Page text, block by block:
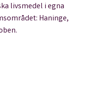
livsmedel i egna
Haninge,